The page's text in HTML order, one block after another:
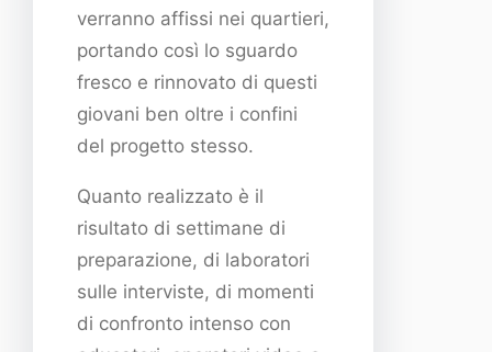
verranno affissi nei quartieri,
portando così lo sguardo
fresco e rinnovato di questi
giovani ben oltre i confini
del progetto stesso.
Quanto realizzato è il
risultato di settimane di
preparazione, di laboratori
sulle interviste, di momenti
di confronto intenso con